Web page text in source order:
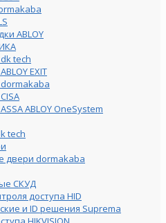
ABLOY
tech
EXIT
ABLOY OneSystem
tech
двери dormakaba
СКУД
доступа HID
и ID решения Suprema